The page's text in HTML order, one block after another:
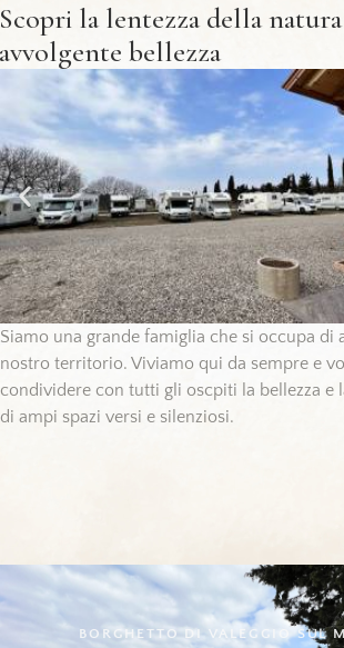
Scopri la lentezza della natura
avvolgente bellezza
Siamo una grande famiglia che si occupa di
nostro territorio. Viviamo qui da sempre e
condividere con tutti gli oscpiti la bellezza e
di ampi spazi versi e silenziosi.
BORGHETTO DI VALEGGIO SUL